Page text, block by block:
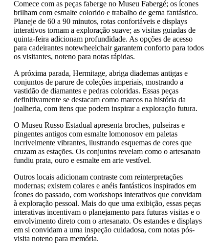
Comece com as peças faberge no Museu Fabergé; os ícones
brilham com esmalte colorido e trabalho de gema fantástico.
Planeje de 60 a 90 minutos, rotas confortáveis e displays
interativos tornam a exploração suave; as visitas guiadas de
quinta-feira adicionam profundidade. As opções de acesso
para cadeirantes notewheelchair garantem conforto para todos
os visitantes, noteno para notas rápidas.
A próxima parada, Hermitage, abriga diademas antigas e
conjuntos de parure de coleções imperiais, mostrando a
vastidão de diamantes e pedras coloridas. Essas peças
definitivamente se destacam como marcos na história da
joalheria, com itens que podem inspirar a exploração futura.
O Museu Russo Estadual apresenta broches, pulseiras e
pingentes antigos com esmalte lomonosov em paletas
incrivelmente vibrantes, ilustrando esquemas de cores que
cruzam as estações. Os conjuntos revelam como o artesanato
fundiu prata, ouro e esmalte em arte vestível.
Outros locais adicionam contraste com reinterpretações
modernas; existem colares e anéis fantásticos inspirados em
ícones do passado, com workshops interativos que convidam
à exploração pessoal. Mais do que uma exibição, essas peças
interativas incentivam o planejamento para futuras visitas e o
envolvimento direto com o artesanato. Os estandes e displays
em si convidam a uma inspeção cuidadosa, com notas pós-
visita noteno para memória.